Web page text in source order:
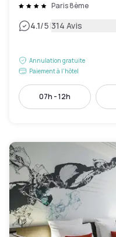
Paris 8ème
4.1/5|314 Avis
Annulation gratuite
Paiement à l'hôtel
07h - 12h